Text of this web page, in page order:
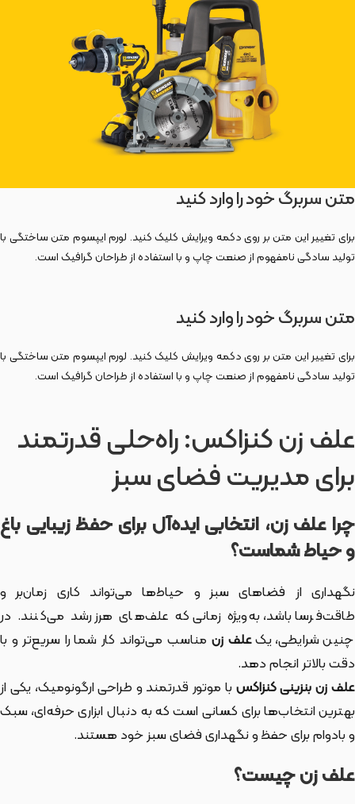
متن سربرگ خود را وارد کنید
برای تغییر این متن بر روی دکمه ویرایش کلیک کنید. لورم ایپسوم متن ساختگی با
تولید سادگی نامفهوم از صنعت چاپ و با استفاده از طراحان گرافیک است.
متن سربرگ خود را وارد کنید
برای تغییر این متن بر روی دکمه ویرایش کلیک کنید. لورم ایپسوم متن ساختگی با
تولید سادگی نامفهوم از صنعت چاپ و با استفاده از طراحان گرافیک است.
علف زن کنزاکس: راه‌حلی قدرتمند
برای مدیریت فضای سبز
چرا علف زن، انتخابی ایده‌آل برای حفظ زیبایی باغ
و حیاط شماست؟
نگهداری از فضاهای سبز و حیاط‌ها می‌تواند کاری زمان‌بر و
طاقت‌فرسا باشد، به‌ویژه زمانی که علف‌های هرز رشد می‌کنند. در
چنین شرایطی، یکعلف زن مناسب می‌تواند کار شما را سریع‌تر و با
دقت بالاتر انجام دهد.
علف زن بنزینی کنزاکس با موتور قدرتمند و طراحی ارگونومیک، یکی از
بهترین انتخاب‌ها برای کسانی است که به دنبال ابزاری حرفه‌ای، سبک
و بادوام برای حفظ و نگهداری فضای سبز خود هستند.
علف زن چیست؟